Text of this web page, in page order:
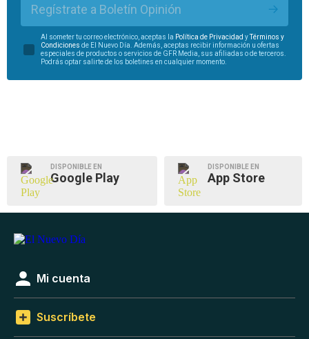
Regístrate a Boletín Opinión
Al someter tu correo electrónico, aceptas la Política de Privacidad yTérminos y
Condiciones de El Nuevo Día. Además, aceptas recibir información u ofertas
especiales de productos o servicios de GFR Media, sus afiliadas o de terceros.
Podrás optar salirte de los boletines en cualquier momento.
DISPONIBLE EN
Google Play
DISPONIBLE EN
App Store
Mi cuenta
Suscríbete